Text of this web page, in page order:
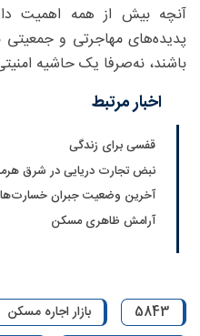
آنچه بیش از همه اهمیت
پدیده‌های مهاجرتی و
باشند، نه‌صرفا یک حاشیه‌
اخبار مرتبط
قفسی برای زندگی
نبض تجارت دریایی در شرق
آخرین وضعیت جبران
آرامش ظاهری مسکن
5843 بازار اجاره مسکن